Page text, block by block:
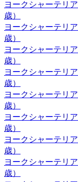
ドール にお任せ下
2020.10.9
ベベドールは近鉄
います。お越しの
見学スペースでは
ます。突然訪問し
きないので、お越
ただくようよろし
気軽にお問い合わ
2020.10.2
ヨークシャーテリ
ています。気の強
りとしつけてあげ
ヨークシャーテリ
歳）
ヨークシャーテリ
歳）
ヨークシャーテリ
歳）
ヨークシャーテリ
歳）
ヨークシャーテリ
歳）
ヨークシャーテリ
歳）
ヨークシャーテリ
歳）
ヨークシャーテリ
歳）